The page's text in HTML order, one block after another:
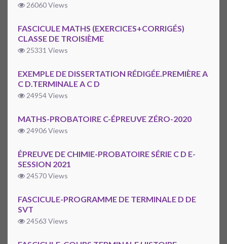
26060 Views
FASCICULE MATHS (EXERCICES+CORRIGÉS)
CLASSE DE TROISIÈME
25331 Views
EXEMPLE DE DISSERTATION RÉDIGÉE.PREMIÈRE A
C D.TERMINALE A C D
24954 Views
MATHS-PROBATOIRE C-ÉPREUVE ZÉRO-2020
24906 Views
ÉPREUVE DE CHIMIE-PROBATOIRE SÉRIE C D E-
SESSION 2021
24570 Views
FASCICULE-PROGRAMME DE TERMINALE D DE
SVT
24563 Views